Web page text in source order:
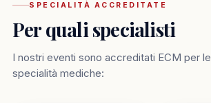
SPECIALITÀ ACCREDITATE
Per quali specialisti
I nostri eventi sono accreditati ECM per
specialità mediche: